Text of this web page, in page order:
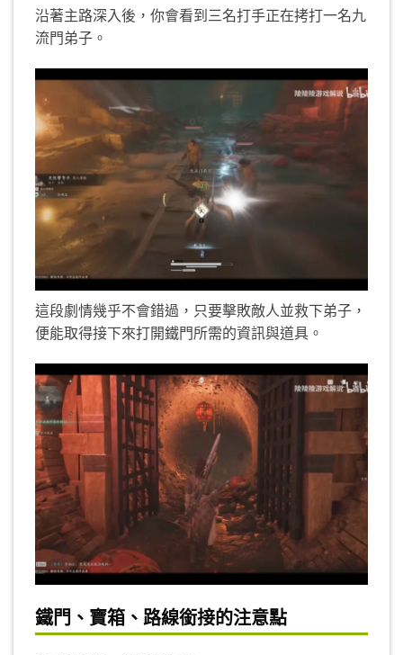
沿著主路深入後，你會看到三名打手正在拷打一名九
流門弟子。
這段劇情幾乎不會錯過，只要擊敗敵人並救下弟子，
便能取得接下來打開鐵門所需的資訊與道具。
鐵門、寶箱、路線銜接的注意點